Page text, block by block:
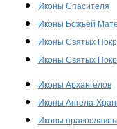
Иконы Спасителя
Иконы Божьей
Иконы Святых
Иконы Святых
Иконы Архангелов
Иконы Ангела-
Иконы